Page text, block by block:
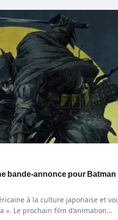
bande-annonce pour Batman
à la culture japonaise et
». Le prochain film d’animation